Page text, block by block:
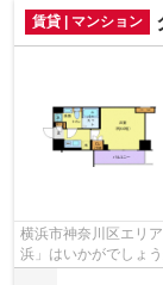
賃貸 | マンション
横浜市神奈川区エリ
浜」はいかがでしょ